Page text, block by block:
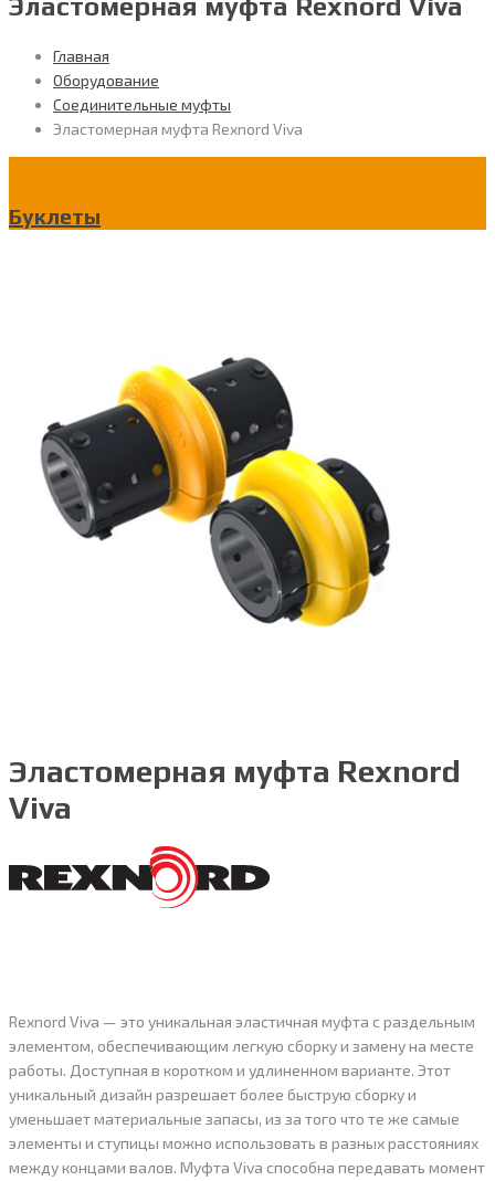
Эластомерная муфта Rexnord Viva
Главная
Оборудование
Соединительные муфты
Эластомерная муфта Rexnord Viva
Буклеты
Эластомерная муфта Rexnord
Viva
Rexnord Viva — это уникальная эластичная муфта с раздельным
элементом, обеспечивающим легкую сборку и замену на месте
работы. Доступная в коротком и удлиненном варианте. Этот
уникальный дизайн разрешает более быструю сборку и
уменьшает материальные запасы, из за того что те же самые
элементы и ступицы можно использовать в разных расстояниях
между концами валов. Муфта Viva способна передавать момент